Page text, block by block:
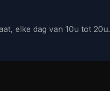
elke dag van 10u tot 20u.